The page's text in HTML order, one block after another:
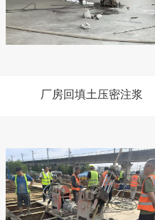
厂房回填土压密注浆